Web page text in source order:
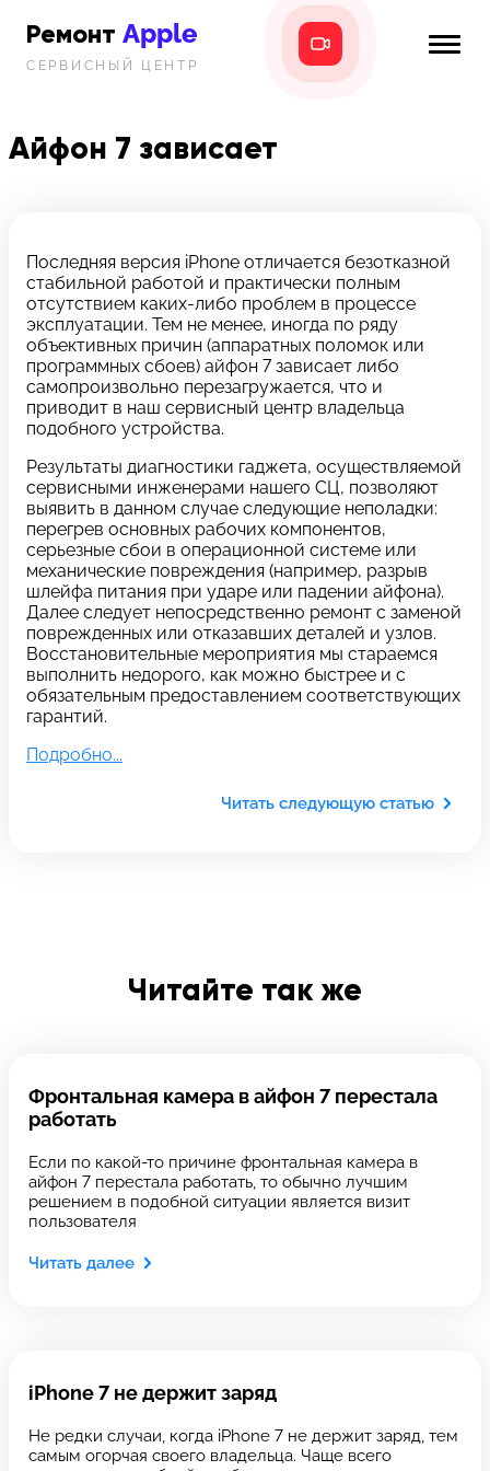
Ремонт Apple
СЕРВИСНЫЙ ЦЕНТР
iPad
Mac mini
Новости
Телефон:
+7 (812) 409-39-75
Адрес:
8 Красноармейская, 18
Режим работы:
c 10:00 до 21:00
Связаться с нами
Айфон 7 зависает
Последняя версия iPhone отличается безотказной
стабильной работой и практически полным
отсутствием каких-либо проблем в процессе
эксплуатации. Тем не менее, иногда по ряду
объективных причин (аппаратных поломок или
программных сбоев) айфон 7 зависает либо
самопроизвольно перезагружается, что и
приводит в наш сервисный центр владельца
подобного устройства.
Результаты диагностики гаджета, осуществляемой
сервисными инженерами нашего СЦ, позволяют
выявить в данном случае следующие неполадки:
перегрев основных рабочих компонентов,
серьезные сбои в операционной системе или
механические повреждения (например, разрыв
шлейфа питания при ударе или падении айфона).
Далее следует непосредственно ремонт с заменой
поврежденных или отказавших деталей и узлов.
Восстановительные мероприятия мы стараемся
выполнить недорого, как можно быстрее и с
обязательным предоставлением соответствующих
гарантий.
Подробно...
Читать следующую статью
Читайте так же
Фронтальная камера в айфон 7 перестала
работать
Если по какой-то причине фронтальная камера в
айфон 7 перестала работать, то обычно лучшим
решением в подобной ситуации является визит
пользователя
Читать далее
iPhone 7 не держит заряд
Не редки случаи, когда iPhone 7 не держит заряд, тем
самым огорчая своего владельца. Чаще всего
Задать вопрос
*бесплатно
Заполните форму обратной
Отправить
Выберите сервис
Выберите сервис
Оставьте свой
отзыв
Заполните все необходимые поля
Введите телефон
Введите номер договора
Напишите свой отзыв